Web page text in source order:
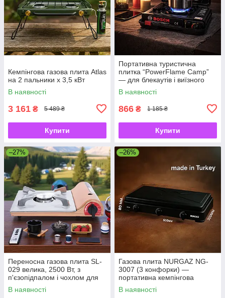
Кемпінгова газова плита Atlas
на 2 пальники x 3,5 кВт
В наявності
3 161 ₴ 5 489 ₴
Купити
Портативна туристична
плитка “PowerFlame Camp”
— для блекаутів і виїзного
відпочинку
В наявності
866 ₴ 1 185 ₴
Купити
–27%
Переносна газова плита SL-
029 велика, 2500 Вт, з
п'єзопідпалом і чохлом для
кемпінгу та дачі
В наявності
–26%
Газова плита NURGAZ NG-
3007 (3 конфорки) —
портативна кемпінгова
модель**
В наявності